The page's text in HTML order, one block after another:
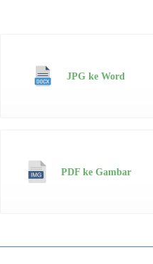
JPG ke Word
PDF ke Gambar